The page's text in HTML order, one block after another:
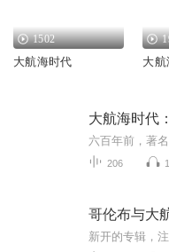
1502
大航海时代 大航
大航海时代
206
哥伦布与大
新开的专辑，